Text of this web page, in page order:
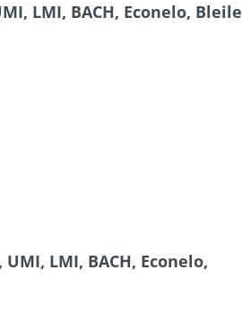
LMI, BACH, Econelo, Bleile
LMI, BACH, Econelo,